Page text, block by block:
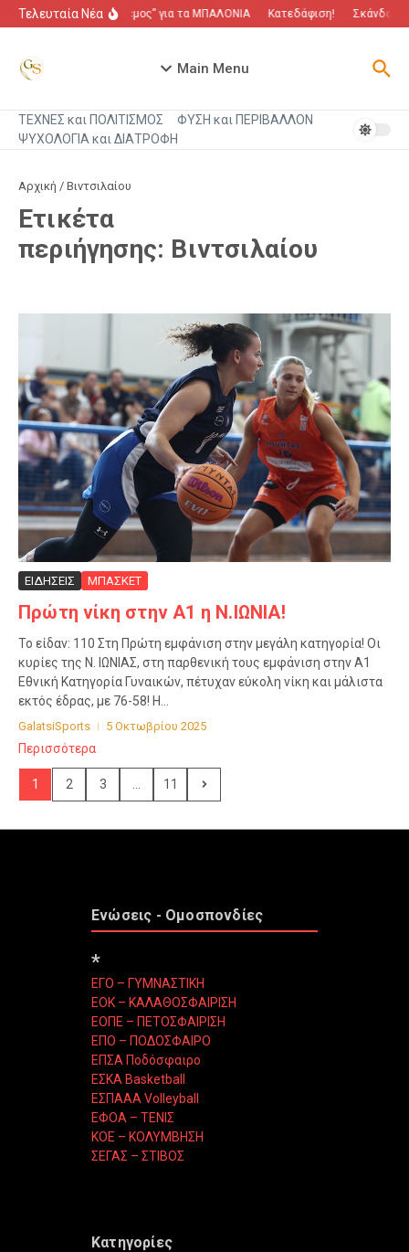
Μετάβαση στο περιεχόμενο
Τελευταία Νέα“Πόλεμος” για τα ΜΠΑΛΟΝΙΑ Κατεδάφιση! Σκάνδαλο
Main Menu
ΤΕΧΝΕΣ και ΠΟΛΙΤΙΣΜΟΣ
ΦΥΣΗ και ΠΕΡΙΒΑΛΛΟΝ
ΨΥΧΟΛΟΓΙΑ και ΔΙΑΤΡΟΦΗ
Αρχική / Βιντσιλαίου
Ετικέτα
περιήγησης: Βιντσιλαίου
ΕΙΔΗΣΕΙΣ ΜΠΑΣΚΕΤ
Πρώτη νίκη στην Α1 η Ν.ΙΩΝΙΑ!
Το είδαν: 110 Στη Πρώτη εμφάνιση στην μεγάλη κατηγορία! Οι
κυρίες της Ν. ΙΩΝΙΑΣ, στη παρθενική τους εμφάνιση στην Α1
Εθνική Κατηγορία Γυναικών, πέτυχαν εύκολη νίκη και μάλιστα
εκτός έδρας, με 76-58! Η...
GalatsiSports 5 Οκτωβρίου 2025
Περισσότερα
1 2 3 11
Ενώσεις - Ομοσπονδίες
*
ΕΓΟ – ΓΥΜΝΑΣΤΙΚΗ
ΕΟΚ – ΚΑΛΑΘΟΣΦΑΙΡΙΣΗ
ΕΟΠΕ – ΠΕΤΟΣΦΑΙΡΙΣΗ
ΕΠΟ – ΠΟΔΟΣΦΑΙΡΟ
ΕΠΣΑ Ποδόσφαιρο
ΕΣΚΑ Basketball
ΕΣΠΑΑΑ Volleyball
ΕΦΟΑ – ΤΕΝΙΣ
ΚΟΕ – ΚΟΛΥΜΒΗΣΗ
ΣΕΓΑΣ – ΣΤΙΒΟΣ
Κατηγορίες